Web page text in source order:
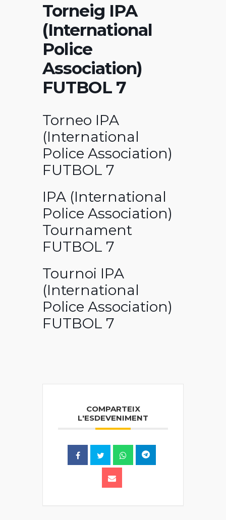
Torneig IPA
(International
Police
Association)
FUTBOL 7
Torneo IPA
(International
Police Association)
FUTBOL 7
IPA (International
Police Association)
Tournament
FUTBOL 7
Tournoi IPA
(International
Police Association)
FUTBOL 7
COMPARTEIX
L'ESDEVENIMENT